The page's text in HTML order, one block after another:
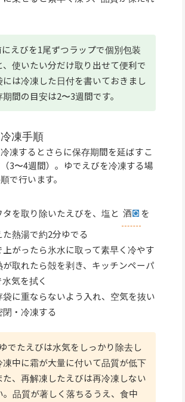
えびを1尾ずつラップで個別包装
、使いたい分だけ取り出せて便利で
には冷凍した日付を書いておきまし
間の目安は2〜3週間です。
凍手順
凍するとさらに保存期間を延ばすこ
3〜4週間）。ゆでえびを冷凍する場
で行います。
タを取り除いたえびを、塩と 酒
を
た熱湯で約2分ゆでる
上がったら氷水に取って素早く冷やす
が取れたら殻を剥き、キッチンペーパ
水気を拭く
袋に重ならないよう入れ、空気を抜い
閉・冷凍する
ゆでたえびは水気をしっかり除去し
凍中に霜が大量に付いて品質が低下
た、再解凍したえびは再冷凍しない
。品質が著しく落ちるうえ、食中